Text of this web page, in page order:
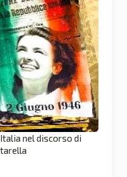
nel discorso di